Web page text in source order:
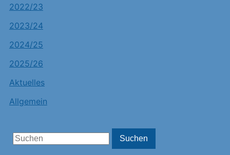
2022/23
2023/24
2024/25
2025/26
Aktuelles
Allgemein
Search
for:
Suchen